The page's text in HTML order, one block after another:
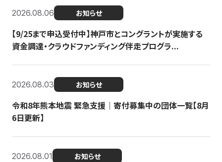
2026.08.06 お知らせ
【9/25まで申込受付中】神戸市とコングラントが実施する
資金調達・クラウドファンディング伴走プログラ...
2026.08.03 お知らせ
令和8年熊本地震 緊急支援｜寄付募集中の団体一覧【8月
6日更新】
2026.08.01 お知らせ